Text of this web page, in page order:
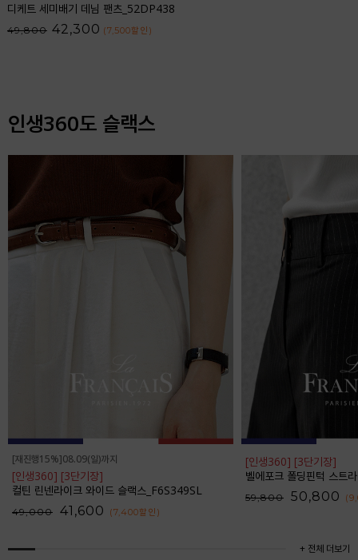
디케트 세미배기 데님 팬츠_52DP438
49,800 42,300 (7,500할인 )
인생360도 슬랙스
[재진행15%]08.09(일)까지
[인생360] [3단기장]
컬틴 린넨라이크 와이드 슬랙스_F6S349SL
49,000 41,600 (7,400할인 )
[인생360] [3단기장]
벨에포크 폴딩핀턱 스트라이
59,800 50,800
+ 전체 더보기